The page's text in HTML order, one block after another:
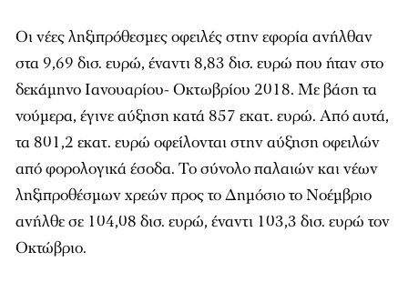
Οι νέες ληξιπρόθεσμες οφειλές στην εφορία ανήλθαν
στα 9,69 δισ. ευρώ, έναντι 8,83 δισ. ευρώ που ήταν στο
δεκάμηνο Ιανουαρίου- Οκτωβρίου 2018. Με βάση τα
νούμερα, έγινε αύξηση κατά 857 εκατ. ευρώ. Από αυτά,
τα 801,2 εκατ. ευρώ οφείλονται στην αύξηση οφειλών
από φορολογικά έσοδα. Το σύνολο παλαιών και νέων
ληξιπροθέσμων χρεών προς το Δημόσιο το Νοέμβριο
ανήλθε σε 104,08 δισ. ευρώ, έναντι 103,3 δισ. ευρώ τον
Οκτώβριο.